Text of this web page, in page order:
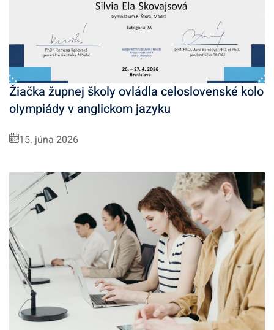
Žiačka župnej školy ovládla celoslovenské kolo
olympiády v anglickom jazyku
15. júna 2026